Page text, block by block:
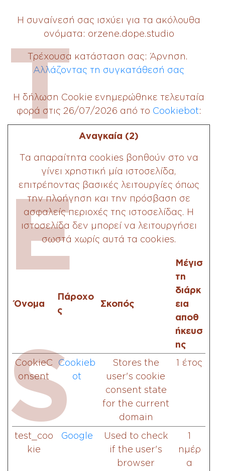
T
E
S
Η συναίνεσή σας ισχύει για τα ακόλουθα
ονόματα: orzene.dope.studio
Τρέχουσα κατάσταση σας: Άρνηση.
Αλλάζοντας τη συγκατάθεσή σας
Η δήλωση Cookie ενημερώθηκε τελευταία
φορά στις 26/07/2026 από το Cookiebot:
Αναγκαία (2)
Τα απαραίτητα cookies βοηθούν στο να
γίνει χρηστική μία ιστοσελίδα,
επιτρέποντας βασικές λειτουργίες όπως
την πλοήγηση και την πρόσβαση σε
ασφαλείς περιοχές της ιστοσελίδας. Η
ιστοσελίδα δεν μπορεί να λειτουργήσει
σωστά χωρίς αυτά τα cookies.
Όνομα
Πάροχο
ς
Σκοπός
Μέγισ
τη
διάρκ
εια
αποθ
ήκευσ
ης
CookieC
onsent
Cookieb
ot
Stores the
user's cookie
consent state
for the current
domain
1 έτος
test_coo
kie
Google
Used to check
if the user's
browser
1
ημέρ
α